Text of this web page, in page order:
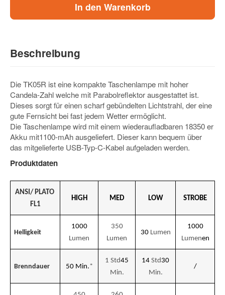
In den Warenkorb
Beschreibung
Die TK05R ist eine kompakte Taschenlampe mit hoher
Candela-Zahl welche mit Parabolreflektor ausgestattet ist.
Dieses sorgt für einen scharf gebündelten Lichtstrahl, der eine
gute Fernsicht bei fast jedem Wetter ermöglicht.
Die Taschenlampe wird mit einem wiederaufladbaren 18350 er
Akku mit1100-mAh ausgeliefert. Dieser kann bequem über
das mitgelieferte USB-Typ-C-Kabel aufgeladen werden.
Produktdaten
ANSI/ PLATO
FL1
HIGH MED LOW STROBE
Helligkeit
1000
Lumen
350
Lumen
30 Lumen
1000
Lumenen
Brenndauer 50 Min. *
1 Std45
Min.
14 Std30
Min.
/